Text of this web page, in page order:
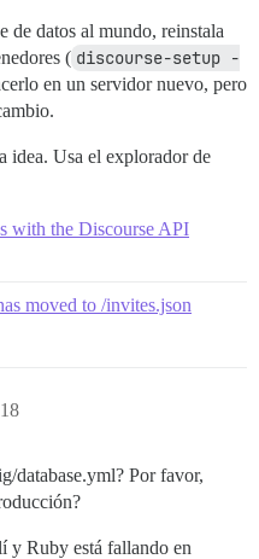
de datos al mundo, reinstala
( discourse-setup -
en un servidor nuevo, pero
idea. Usa el explorador de
with the Discourse API
moved to /invites.json
database.yml? Por favor,
y Ruby está fallando en